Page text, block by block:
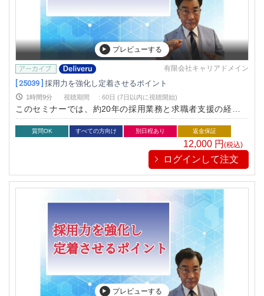
プレビューする
有限会社キャリアドメイン
[ 25039 ] 採用力を強化し定着させるポイント
1時間9分 視聴期間 : 60日 (7日以内に視聴開始)
このセミナーでは、約20年の採用業務と求職者支援の経験か
ら、採用力の強化と新入社員が定着するポイントについて説明
します。 多くの企業から選んでくらた優秀な応募者を逃さず採
質問OK すべての方向け 別日程あり 返金保証
12,000 円(税込)
ログインして注文
プレビューする